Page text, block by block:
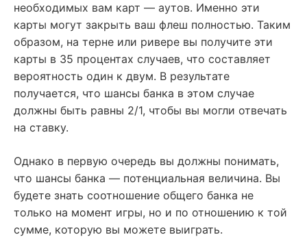
необходимых вам карт — аутов. Именно эти
карты могут закрыть ваш флеш полностью. Таким
образом, на терне или ривере вы получите эти
карты в 35 процентах случаев, что составляет
вероятность один к двум. В результате
получается, что шансы банка в этом случае
должны быть равны 2/1, чтобы вы могли отвечать
на ставку.
Однако в первую очередь вы должны понимать,
что шансы банка — потенциальная величина. Вы
будете знать соотношение общего банка не
только на момент игры, но и по отношению к той
сумме, которую вы можете выиграть.